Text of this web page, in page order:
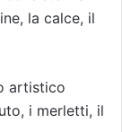
la calce, il
artistico
i merletti, il